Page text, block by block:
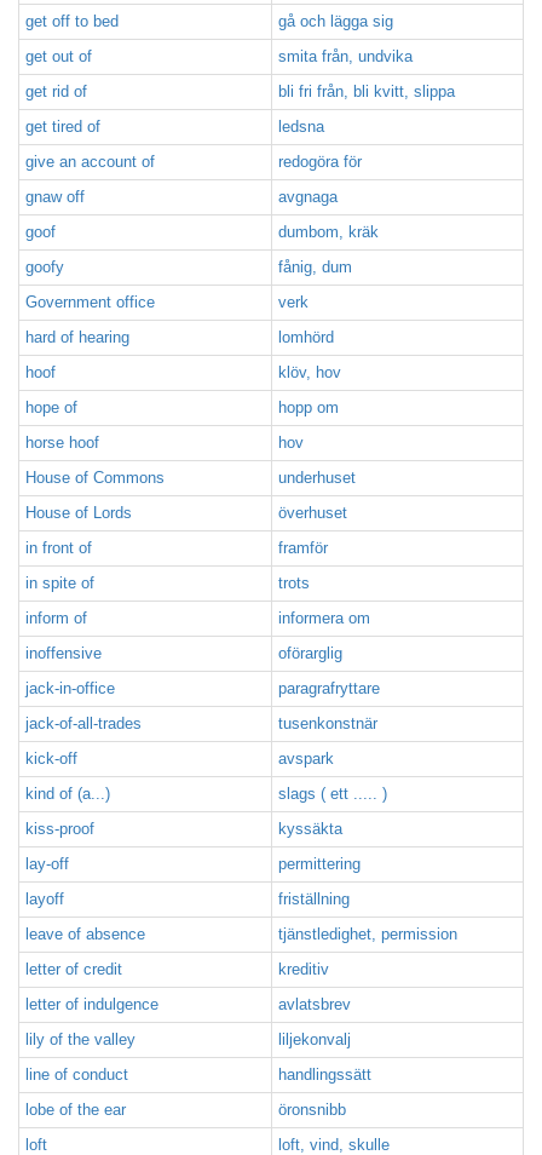
get off to bed
gå och lägga sig
get out of
smita från, undvika
get rid of
bli fri från, bli kvitt, slippa
get tired of
ledsna
give an account of
redogöra för
gnaw off
avgnaga
goof
dumbom, kräk
goofy
fånig, dum
Government office
verk
hard of hearing
lomhörd
hoof
klöv, hov
hope of
hopp om
horse hoof
hov
House of Commons
underhuset
House of Lords
överhuset
in front of
framför
in spite of
trots
inform of
informera om
inoffensive
oförarglig
jack-in-office
paragrafryttare
jack-of-all-trades
tusenkonstnär
kick-off
avspark
kind of (a...)
slags ( ett ..... )
kiss-proof
kyssäkta
lay-off
permittering
layoff
friställning
leave of absence
tjänstledighet, permission
letter of credit
kreditiv
letter of indulgence
avlatsbrev
lily of the valley
liljekonvalj
line of conduct
handlingssätt
lobe of the ear
öronsnibb
loft
loft, vind, skulle